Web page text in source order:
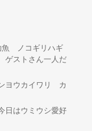
魚 ノコギリハギ
ストさん一人だ
ヨウカイワリ カ
日はウミウシ愛好